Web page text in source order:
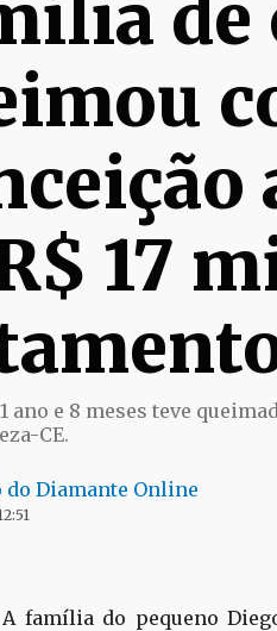
de
17
ano e 8 meses teve
CE.
do Diamante Online
A família do pequeno